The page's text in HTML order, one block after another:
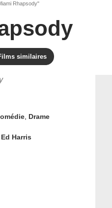
Rhapsody"
similaires
, Drame
Ed Harris